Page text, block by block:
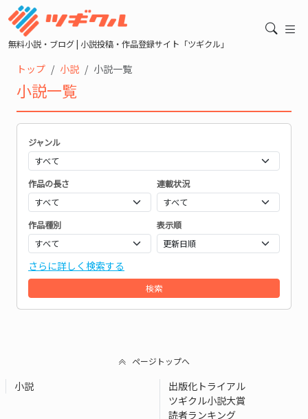
無料小説・ブログ | 小説投稿・作品登録サイト「ツギクル」
トップ 小説 小説一覧
小説一覧
ジャンル
作品の長さ 連載状況
作品種別 表示順
さらに詳しく検索する
検索
ページトップへ
小説
出版化トライアル
ツギクル小説大賞
読者ランキング